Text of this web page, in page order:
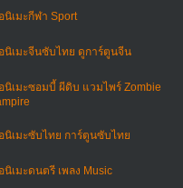
อนิเมะกีฬา Sport
อนิเมะจีนซับไทย ดูการ์ตูนจีน
อนิเมะซอมบี้ ผีดิบ แวมไพร์ Zombie
อนิเมะซับไทย การ์ตูนซับไทย
อนิเมะดนตรี เพลง Music